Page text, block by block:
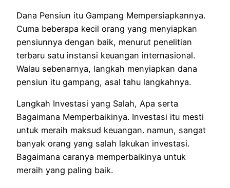
Dana Pensiun itu Gampang Mempersiapkannya.
Cuma beberapa kecil orang yang menyiapkan
pensiunnya dengan baik, menurut penelitian
terbaru satu instansi keuangan internasional.
Walau sebenarnya, langkah menyiapkan dana
pensiun itu gampang, asal tahu langkahnya.
Langkah Investasi yang Salah, Apa serta
Bagaimana Memperbaikinya. Investasi itu mesti
untuk meraih maksud keuangan. namun, sangat
banyak orang yang salah lakukan investasi.
Bagaimana caranya memperbaikinya untuk
meraih yang paling baik.